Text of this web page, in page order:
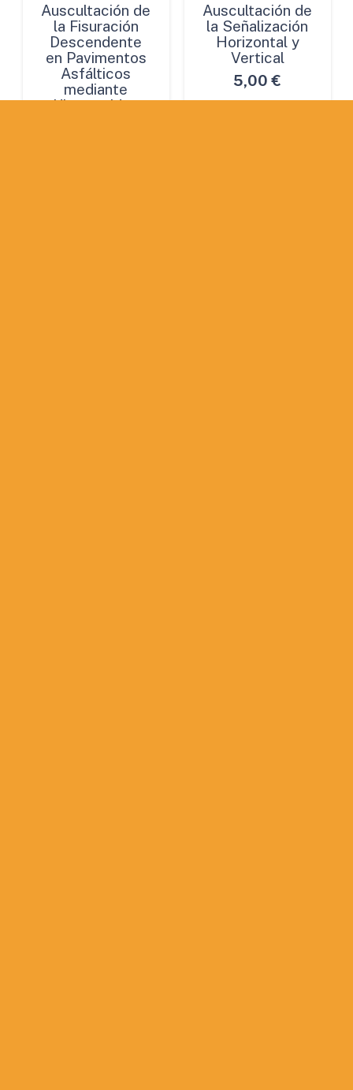
Auscultación de
la Fisuración
Descendente
en Pavimentos
Asfálticos
mediante
Ultrasonidos
Auscultación de
la Señalización
Horizontal y
Vertical
5,00 €